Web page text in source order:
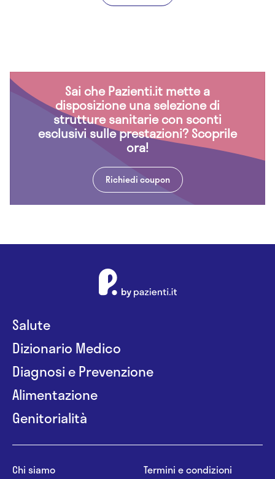
Sai che Pazienti.it mette a
disposizione una selezione di
strutture sanitarie con sconti
esclusivi sulle prestazioni? Scoprile
ora!
Richiedi coupon
Salute
Dizionario Medico
Diagnosi e Prevenzione
Alimentazione
Genitorialità
Chi siamo
Termini e condizioni